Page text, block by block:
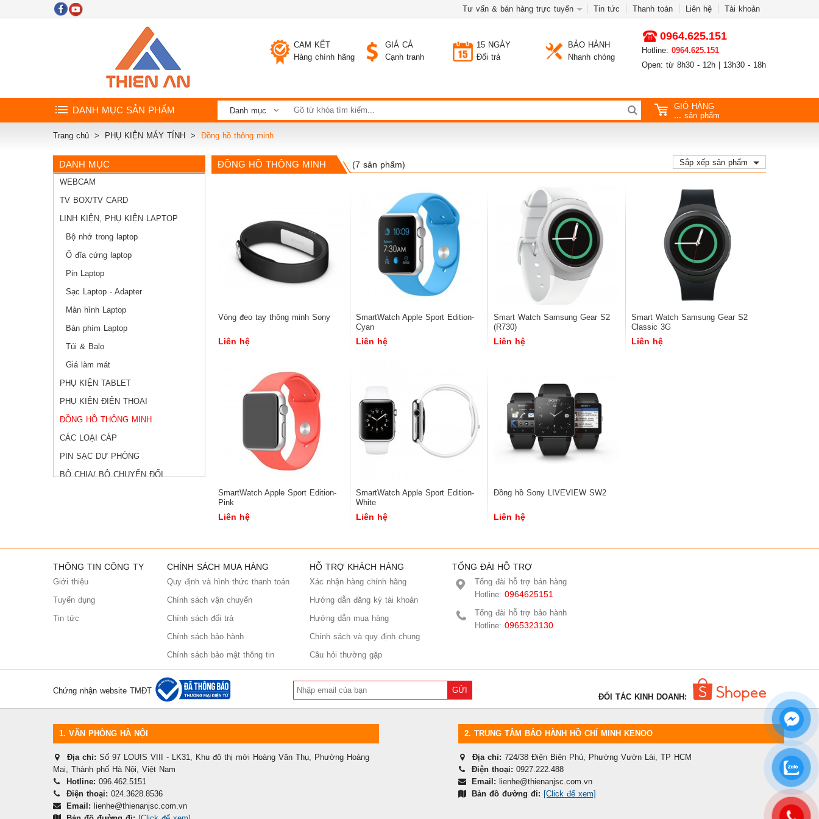
Tư vấn & bán hàng trực tuyến Tin tức Thanh toán Liên hệ Tài khoản
CAM KẾT
Hàng chính hãng
GIÁ CẢ
Cạnh tranh
15 NGÀY
Đổi trả
BẢO HÀNH
Nhanh chóng
0964.625.151
Hotline: 0964.625.151
Open: từ 8h30 - 12h | 13h30 - 18h
DANH MỤC SẢN PHẨM Danh mục
GIỎ HÀNG
... sản phẩm
Trang chủ PHỤ KIỆN MÁY TÍNH Đồng hồ thông minh
DANH MỤC
WEBCAM
TV BOX/TV CARD
LINH KIỆN, PHỤ KIỆN LAPTOP
Bộ nhớ trong laptop
Ổ đĩa cứng laptop
Pin Laptop
Sạc Laptop - Adapter
Màn hình Laptop
Bàn phím Laptop
Túi & Balo
Giá làm mát
PHỤ KIỆN TABLET
PHỤ KIỆN ĐIỆN THOẠI
ĐỒNG HỒ THÔNG MINH
CÁC LOẠI CÁP
PIN SẠC DỰ PHÒNG
BỘ CHIA/ BỘ CHUYỂN ĐỔI
Ổ cứng lắp ngoài
USB
Thiết bị lưu trữ NAS
Thẻ nhớ
ĐỒNG HỒ THÔNG MINH (7 sản phẩm) Sắp xếp sản phẩm
Vòng đeo tay thông minh Sony
Liên hệ
SmartWatch Apple Sport Edition-
Cyan
Liên hệ
Smart Watch Samsung Gear S2
(R730)
Liên hệ
Smart Watch Samsung Gear S2
Classic 3G
Liên hệ
SmartWatch Apple Sport Edition-
Pink
Liên hệ
SmartWatch Apple Sport Edition-
White
Liên hệ
Đồng hồ Sony LIVEVIEW SW2
Liên hệ
THÔNG TIN CÔNG TY
Giới thiệu
Tuyển dụng
Tin tức
CHÍNH SÁCH MUA HÀNG
Quy định và hình thức thanh toán
Chính sách vận chuyển
Chính sách đổi trả
Chính sách bảo hành
Chính sách bảo mật thông tin
HỖ TRỢ KHÁCH HÀNG
Xác nhận hàng chính hãng
Hướng dẫn đăng ký tài khoản
Hướng dẫn mua hàng
Chính sách và quy định chung
Câu hỏi thường gặp
TỔNG ĐÀI HỖ TRỢ
Tổng đài hỗ trợ bán hàng
Hotline:0964625151
Tổng đài hỗ trợ bảo hành
Hotline:0965323130
Chứng nhận website TMĐT GỬI
ĐỐI TÁC KINH DOANH:
1. VĂN PHÒNG HÀ NỘI
Địa chỉ: Số 97 LOUIS VIII - LK31, Khu đô thị mới Hoàng Văn Thụ, Phường Hoàng
Mai, Thành phố Hà Nội, Việt Nam
Hotline: 096.462.5151
Điện thoại: 024.3628.8536
Email: lienhe@thienanjsc.com.vn
2. TRUNG TÂM BẢO HÀNH HỒ CHÍ MINH KENOO
Địa chỉ: 724/38 Điện Biên Phủ, Phường Vườn Lài, TP HCM
Điện thoại: 0927.222.488
Email: lienhe@thienanjsc.com.vn
Bản đồ đường đi: [Click để xem]